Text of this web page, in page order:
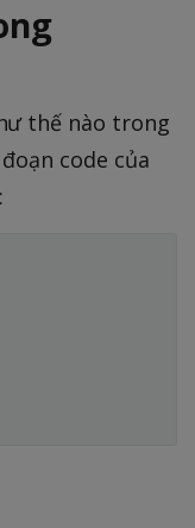
thế nào trong
code của